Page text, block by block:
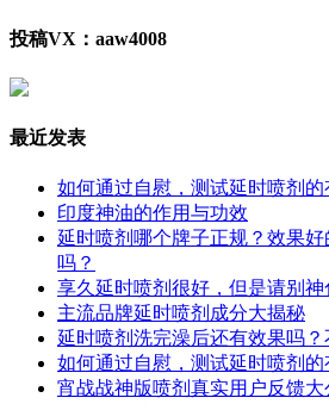
投稿VX：aaw4008
最近发表
如何通过自慰，测试延时喷剂的
印度神油的作用与功效
延时喷剂哪个牌子正规？效果
吗？
享久延时喷剂很好，但是请别神
主流品牌延时喷剂成分大揭秘
延时喷剂洗完澡后还有效果吗？
如何通过自慰，测试延时喷剂的
宵战战神版喷剂真实用户反馈